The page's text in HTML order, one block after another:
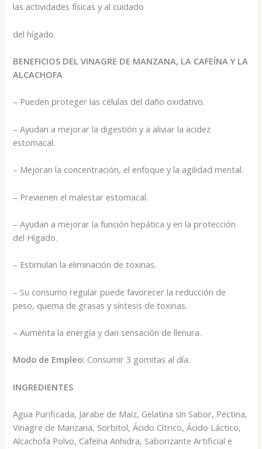
las actividades físicas y al cuidado
del hígado.
BENEFICIOS DEL VINAGRE DE MANZANA, LA CAFEÍNA Y LA
ALCACHOFA
– Pueden proteger las células del daño oxidativo.
– Ayudan a mejorar la digestión y a aliviar la acidez
estomacal.
– Mejoran la concentración, el enfoque y la agilidad mental.
– Previenen el malestar estomacal.
– Ayudan a mejorar la función hepática y en la protección
del Hígado.
– Estimulan la eliminación de toxinas.
– Su consumo regular puede favorecer la reducción de
peso, quema de grasas y síntesis de toxinas.
– Aumenta la energía y dan sensación de llenura.
Modo de Empleo: Consumir 3 gomitas al día.
INGREDIENTES
Agua Purificada, Jarabe de Maíz, Gelatina sin Sabor, Pectina,
Vinagre de Manzana, Sorbitol, Ácido Cítrico, Ácido Láctico,
Alcachofa Polvo, Cafeína Anhidra, Saborizante Artificial e